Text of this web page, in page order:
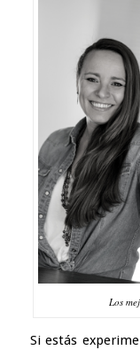
Los
Si estás